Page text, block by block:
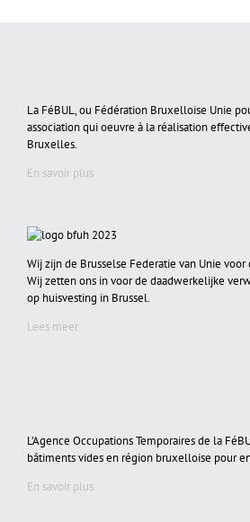
La FéBUL, ou Fédération Bruxelloise Unie
association qui oeuvre à la réalisation
Bruxelles.
En savoir plus
Wij zijn de Brusselse Federatie van Unie voor
Wij zetten ons in voor de daadwerkelijke
op huisvesting in Brussel.
Lees meer
L’Agence Occupations Temporaires de la
bâtiments vides en région bruxelloise pour
En savoir plus